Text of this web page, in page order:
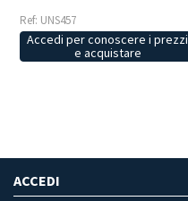
Ref: UNS457
Accedi per conoscere i prezzi
e acquistare
ACCEDI